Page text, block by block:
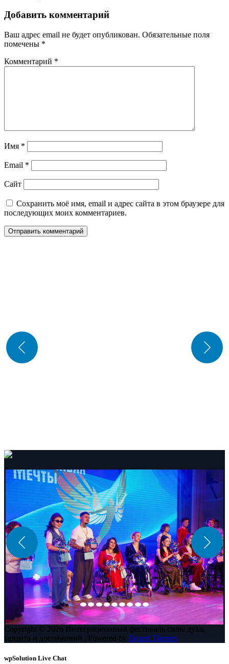
Добавить комментарий
Ваш адрес email не будет опубликован. Обязательные поля
помечены *
Комментарий *
Имя *
Email *
Сайт
Сохранить моё имя, email и адрес сайта в этом браузере для
последующих моих комментариев.
Copyright © 2026 Интеграционный фестиваль силы духа,
таланта и достижений | Powered by Desert Themes
wpSolution Live Chat